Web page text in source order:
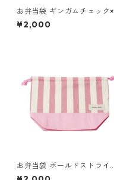
お弁当袋 ギンガムチェック×
ルー 85-73266-1
¥2,000
お弁当袋 ボールドストライ
ピンク 85-73266-1